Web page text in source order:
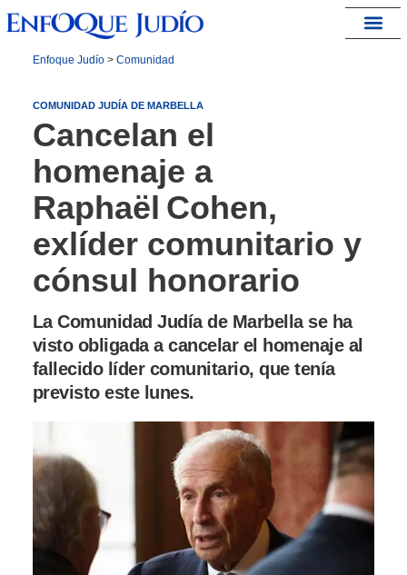
Enfoque Judío> Comunidad
COMUNIDAD JUDÍA DE MARBELLA
Cancelan el
homenaje a
Raphaël Cohen,
exlíder comunitario y
cónsul honorario
La Comunidad Judía de Marbella se ha
visto obligada a cancelar el homenaje al
fallecido líder comunitario, que tenía
previsto este lunes.